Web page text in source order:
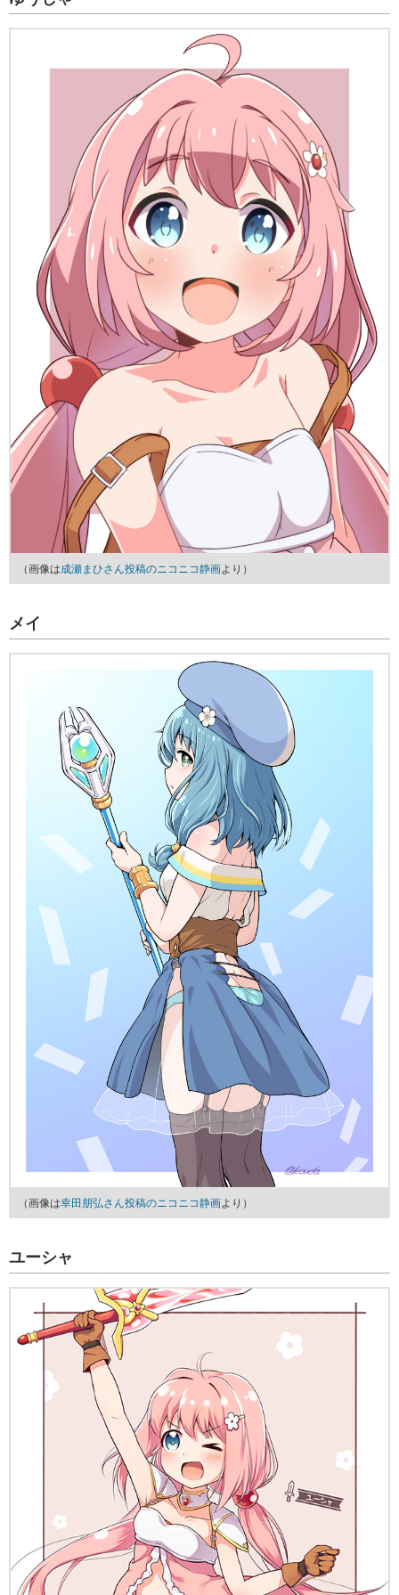
（画像は成瀬まひさん投稿のニコニコ静画より）
メイ
（画像は幸田朋弘さん投稿のニコニコ静画より）
ユーシャ